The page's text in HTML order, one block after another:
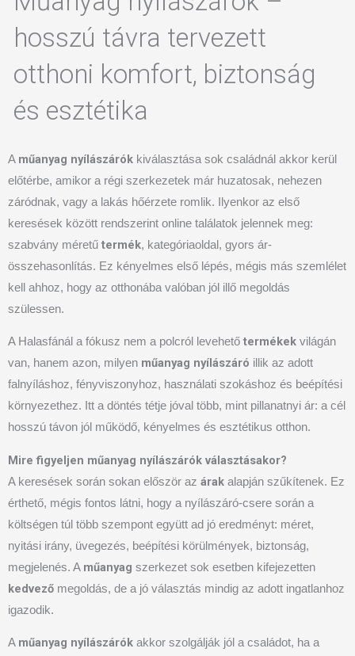
hosszú távra tervezett
otthoni komfort, biztonság
és esztétika
A műanyag nyílászárók kiválasztása sok családnál akkor kerül
előtérbe, amikor a régi szerkezetek már huzatosak, nehezen
záródnak, vagy a lakás hőérzete romlik. Ilyenkor az első
keresések között rendszerint online találatok jelennek meg:
szabvány méretű termék, kategóriaoldal, gyors ár-
összehasonlítás. Ez kényelmes első lépés, mégis más szemlélet
kell ahhoz, hogy az otthonába valóban jól illő megoldás
szülessen.
A Halasfánál a fókusz nem a polcról levehető termékek világán
van, hanem azon, milyen műanyag nyílászáró illik az adott
falnyíláshoz, fényviszonyhoz, használati szokáshoz és beépítési
környezethez. Itt a döntés tétje jóval több, mint pillanatnyi ár: a cél
hosszú távon jól működő, kényelmes és esztétikus otthon.
Mire figyeljen műanyag nyílászárók választásakor?
A keresések során sokan először az árak alapján szűkítenek. Ez
érthető, mégis fontos látni, hogy a nyílászáró-csere során a
költségen túl több szempont együtt ad jó eredményt: méret,
nyitási irány, üvegezés, beépítési körülmények, biztonság,
megjelenés. A műanyag szerkezet sok esetben kifejezetten
kedvező megoldás, de a jó választás mindig az adott ingatlanhoz
igazodik.
A műanyag nyílászárók akkor szolgálják jól a családot, ha a